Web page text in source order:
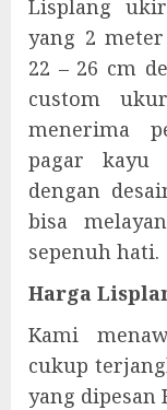
Lisplang
yang 2
22 – 26 cm
custom
menerima
pagar kayu
dengan
bisa
sepenuh hati.
Harga
Kami
cukup
yang